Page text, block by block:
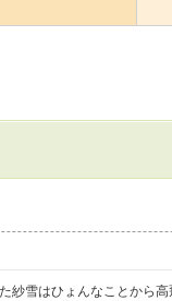
紗雪はひょんなことから